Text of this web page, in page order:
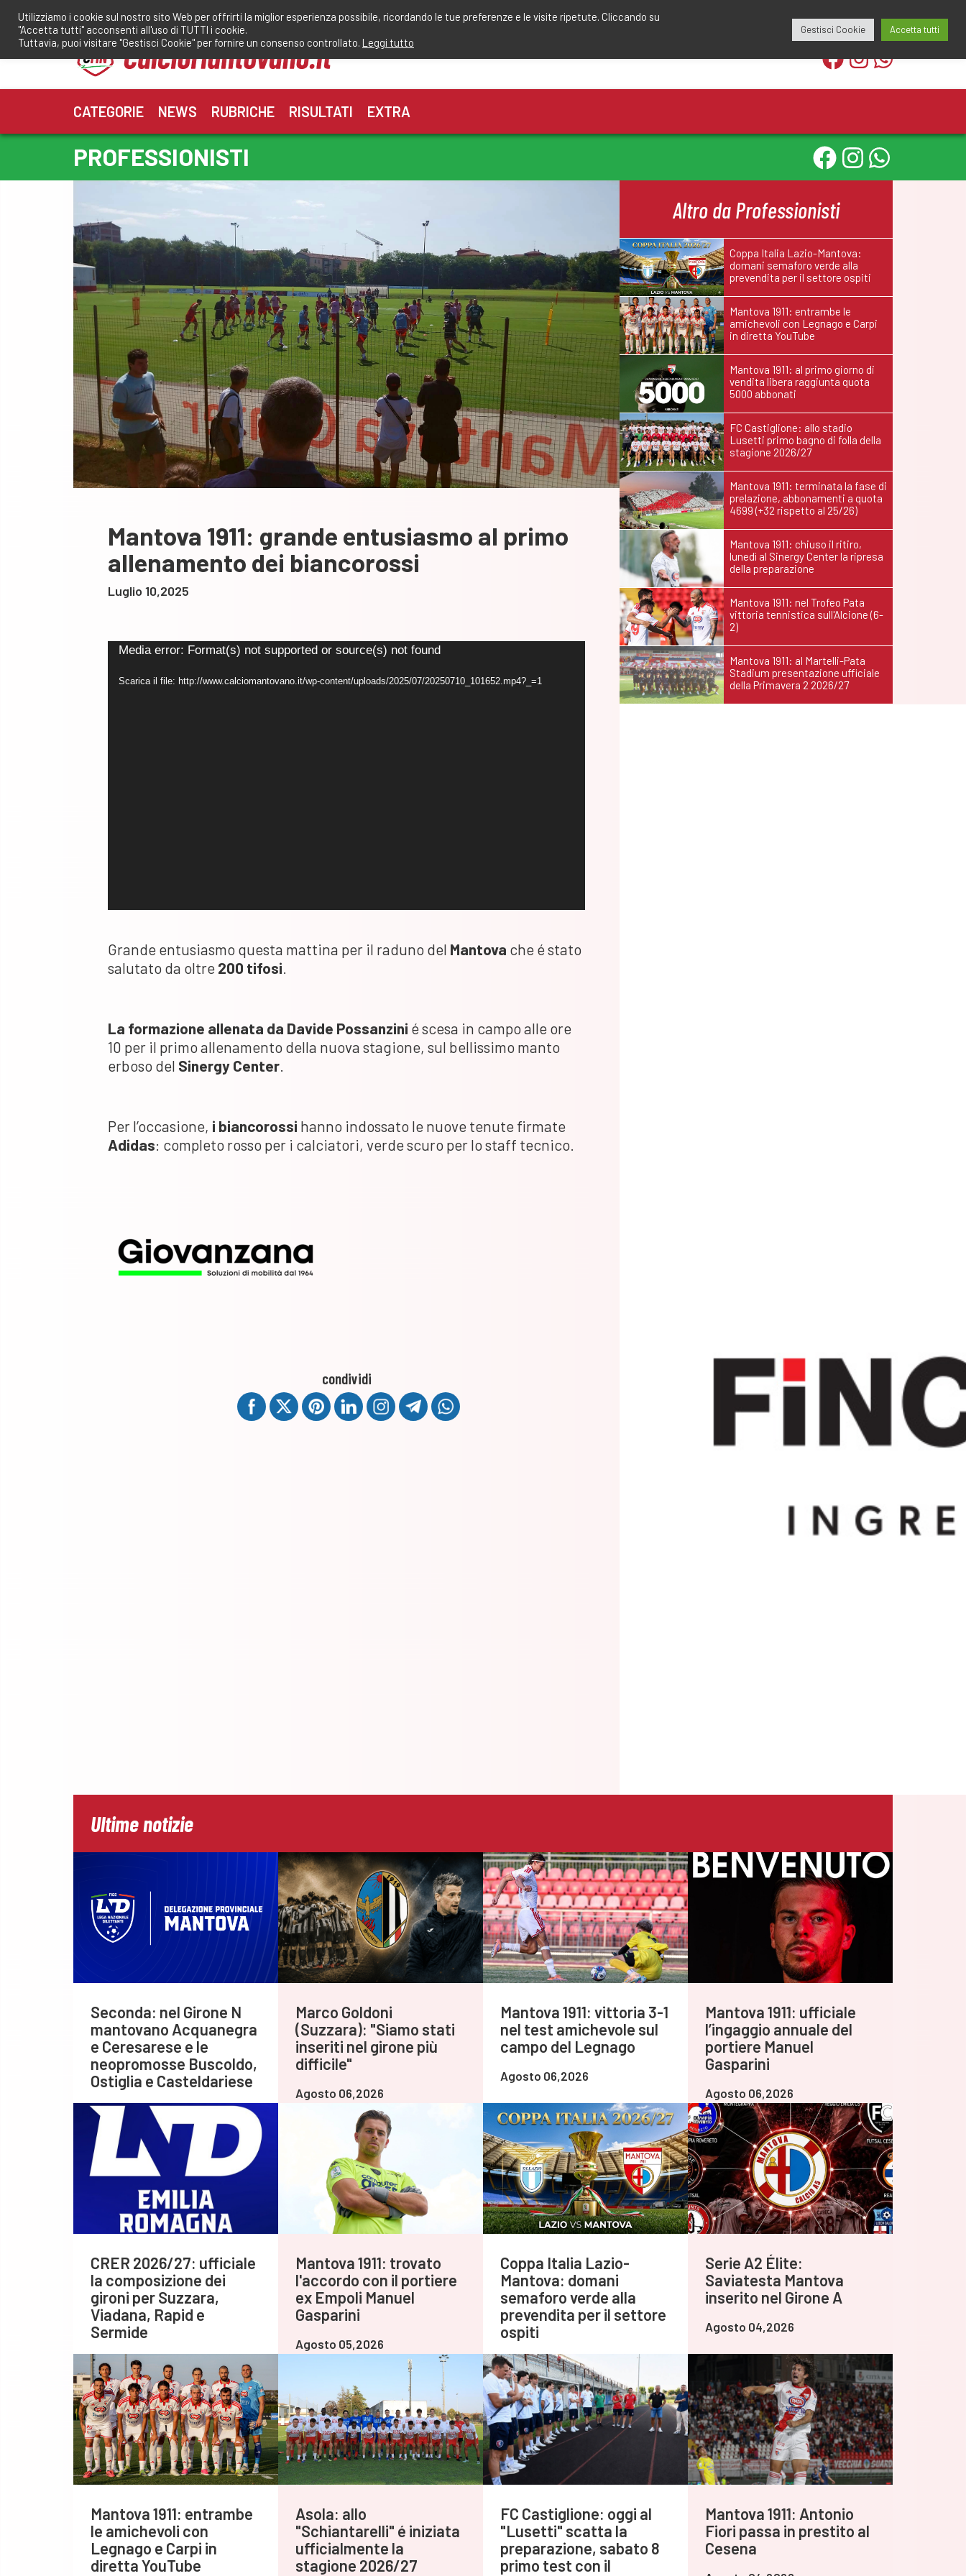
contenuto
redazione@calciomantovano.it
CATEGORIE NEWS RUBRICHE RISULTATI EXTRA
PROFESSIONISTI
Mantova 1911: grande entusiasmo al primo
allenamento dei biancorossi
Luglio 10,2025
Video
Media error: Format(s) not supported or source(s) not found
Scarica il file: http://www.calciomantovano.it/wp-content/uploads/2025/07/20250710_101652.mp4?_=1
Grande entusiasmo questa mattina per il raduno del Mantova che é stato
salutato da oltre 200 tifosi
La formazione allenata da Davide Possanzini é scesa in campo alle ore
10 per il primo allenamento della nuova stagione, sul bellissimo manto
erboso del Sinergy Center
Per l’occasione, i biancorossi hanno indossato le nuove tenute firmate
Adidas: completo rosso per i calciatori, verde scuro per lo staff tecnico.
condividi
Altro da Professionisti
Coppa Italia Lazio-Mantova:
domani semaforo verde alla
prevendita per il settore ospiti
Mantova 1911: entrambe le
amichevoli con Legnago e Carpi
in diretta YouTube
Mantova 1911: al primo giorno di
vendita libera raggiunta quota
5000 abbonati
FC Castiglione: allo stadio
Lusetti primo bagno di folla della
stagione 2026/27
Mantova 1911: terminata la fase di
prelazione, abbonamenti a quota
4699 (+32 rispetto al 25/26)
Mantova 1911: chiuso il ritiro,
lunedì al Sinergy Center la ripresa
della preparazione
Mantova 1911: nel Trofeo Pata
vittoria tennistica sull'Alcione (6-
2)
Mantova 1911: al Martelli-Pata
Stadium presentazione ufficiale
della Primavera 2 2026/27
Ultime notizie
Seconda: nel Girone N
mantovano Acquanegra
e Ceresarese e le
neopromosse Buscoldo,
Ostiglia e Casteldariese
Agosto 06,2026
Marco Goldoni
(Suzzara): "Siamo stati
inseriti nel girone più
difficile"
Agosto 06,2026
Mantova 1911: vittoria 3-1
nel test amichevole sul
campo del Legnago
Agosto 06,2026
Mantova 1911: ufficiale
l’ingaggio annuale del
portiere Manuel
Gasparini
Agosto 06,2026
CRER 2026/27: ufficiale
la composizione dei
gironi per Suzzara,
Viadana, Rapid e
Sermide
Agosto 06,2026
Mantova 1911: trovato
l'accordo con il portiere
ex Empoli Manuel
Gasparini
Agosto 05,2026
Coppa Italia Lazio-
Mantova: domani
semaforo verde alla
prevendita per il settore
ospiti
Agosto 05,2026
Serie A2 Élite:
Saviatesta Mantova
inserito nel Girone A
Agosto 04,2026
Mantova 1911: entrambe
le amichevoli con
Legnago e Carpi in
diretta YouTube
Asola: allo
"Schiantarelli" é iniziata
ufficialmente la
stagione 2026/27
FC Castiglione: oggi al
"Lusetti" scatta la
preparazione, sabato 8
primo test con il
Mantova 1911: Antonio
Fiori passa in prestito al
Cesena
Utilizziamo i cookie sul nostro sito Web per offrirti la miglior esperienza possibile, ricordando le tue preferenze e le visite ripetute. Cliccando su
"Accetta tutti" acconsenti all'uso di TUTTI i cookie.
Tuttavia, puoi visitare "Gestisci Cookie" per fornire un consenso controllato. Leggi tutto
Gestisci Cookie Accetta tutti